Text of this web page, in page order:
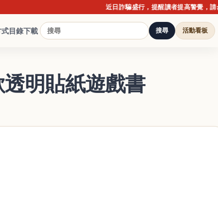
近日詐騙盛行，提醒讀者提高警覺，請勿點擊
式目錄下載 搜尋 活動看板
明貼紙遊戲書